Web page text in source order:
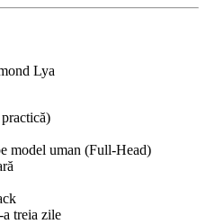
Lya
model uman (Full-Head)
a treia zile